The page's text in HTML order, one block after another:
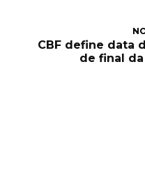
CBF define data
de final